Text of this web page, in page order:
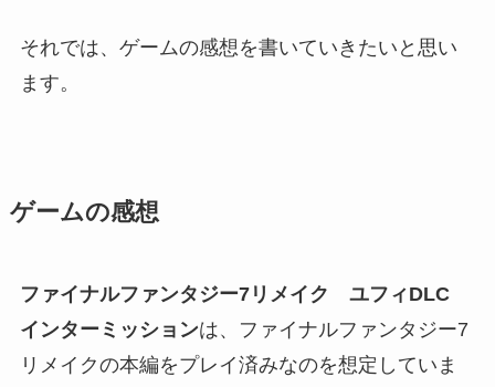
それでは、ゲームの感想を書いていきたいと思い
ます。
ゲームの感想
ファイナルファンタジー7リメイク ユフィDLC
インターミッションは、ファイナルファンタジー7
リメイクの本編をプレイ済みなのを想定していま